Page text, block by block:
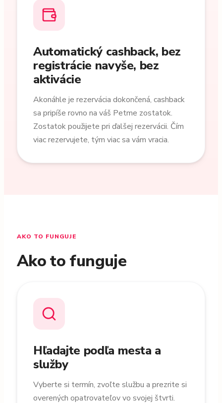
Automatický cashback, bez
registrácie navyše, bez
aktivácie
Akonáhle je rezervácia dokončená, cashback
sa pripíše rovno na váš Petme zostatok.
Zostatok použijete pri ďalšej rezervácii. Čím
viac rezervujete, tým viac sa vám vracia.
AKO TO FUNGUJE
Ako to funguje
Hľadajte podľa mesta a
služby
Vyberte si termín, zvoľte službu a prezrite si
overených opatrovateľov vo svojej štvrti.